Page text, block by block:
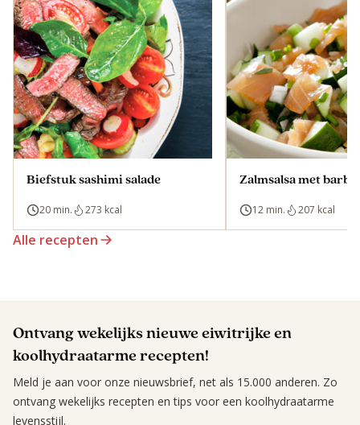
Biefstuk sashimi salade
20 min. 273 kcal
Zalmsalsa met
12 min. 207 kcal
Alle recepten
Ontvang wekelijks nieuwe eiwitrijke en
koolhydraatarme recepten!
Meld je aan voor onze nieuwsbrief, net als 15.000 anderen. Zo
ontvang wekelijks recepten en tips voor een koolhydraatarme
levensstijl.